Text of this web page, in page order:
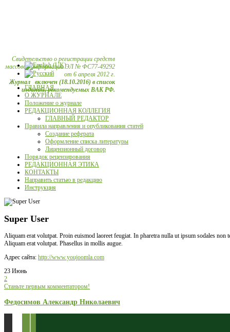
Свидетельство о регистрации средств
массовой информации ЭЛ № ФС77-49292
от 6 апреля 2012 г.
Журнал включен (18.10.2016) в список
изданий, рекомендуемых ВАК РФ.
ГЛАВНАЯ
О ЖУРНАЛЕ
Положение о журнале
РЕДАКЦИОННАЯ КОЛЛЕГИЯ
ГЛАВНЫЙ РЕДАКТОР
Правила направления и опубликования статей
Создание реферата
Оформление списка литературы
Лицензионный договор
Порядок рецензирования
РЕДАКЦИОННАЯ ЭТИКА
КОНТАКТЫ
Направить статью в редакцию
Инструкция
Super User
Aliquam erat volutpat. Proin euismod laoreet feugiat. In pharetra nulla ut ipsum sodales
Aliquam erat volutpat. Phasellus in mollis augue.
Адрес сайта: http://www.youjoomla.com
23 Июнь
2
Станьте первым комментатором!
Федосимов Александр Николаевич